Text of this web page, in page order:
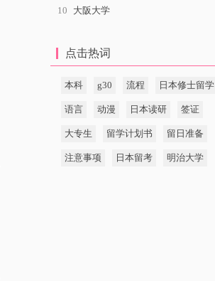
10 大阪大学
点击热词
本科 g30 流程 日本修士留学
语言 动漫 日本读研 签证
大专生 留学计划书 留日准备
注意事项 日本留考 明治大学